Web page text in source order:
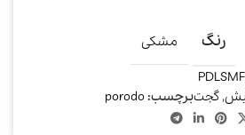
رنگ
مشکی
, گجتبرچسب:porodo